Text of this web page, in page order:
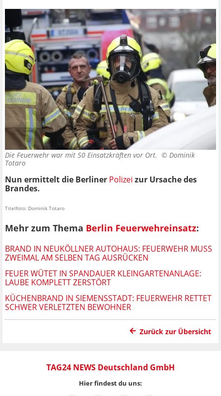
Die Feuerwehr war mit 50 Einsatzkräften vor Ort. © Dominik
Totaro
Nun ermittelt die Berliner Polizei zur Ursache des
Brandes.
Titelfoto: Dominik Totaro
Mehr zum Thema Berlin Feuerwehreinsatz:
BRAND IN NEUKÖLLNER AUTOHAUS: FEUERWEHR MUSS
ZWEIMAL AM SELBEN TAG AUSRÜCKEN
FEUER WÜTET IN SPANDAUER KLEINGARTENANLAGE:
LAUBE KOMPLETT ZERSTÖRT
KÜCHENBRAND IN SIEMENSSTADT: FEUERWEHR RETTET
SCHWER VERLETZTEN BEWOHNER
Zurück zur Übersicht
TAG24 NEWS Deutschland GmbH
Hier findest du uns: